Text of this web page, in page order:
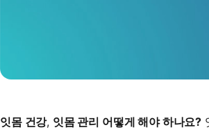
잇몸 건강, 잇몸 관리 어떻게 해야 하나요?